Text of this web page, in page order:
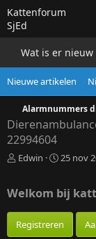
Kattenforum
SjEd
Wat is er nieuw
Nieuwe artikelen
Alarmnummers
22994604
A
e
r
Edwin
P
l
h
25 nov
Welkom bij
Registreren